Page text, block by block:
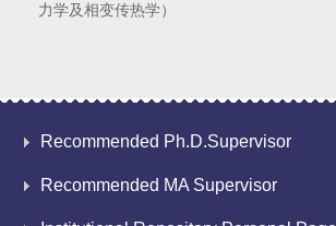
力学及相变传热学）
Recommended Ph.D.Supervisor
Recommended MA Supervisor